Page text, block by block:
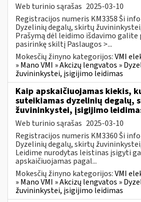
Web turinio sąrašas 2025-03-10
Registracijos numeris KM3358 Ši
Dyzelinių degalų, skirtų
Prašymą dėl leidimo išdavimo galite
pasirinkę skiltį Paslaugos >...
Mokesčių žinyno kategorijos:VMI
» Mano VMI » Akcizų lengvatos »
žuvininkystei, įsigijimo leidimas
Kaip apskaičiuojamas kiekis,
suteikiamas dyzelinių degalų,
žuvininkystei, įsigijimo
Web turinio sąrašas 2025-03-10
Registracijos numeris KM3360 Ši
Dyzelinių degalų, skirtų
Leidime nurodytas leistinas įsigyti
apskaičiuojamas pagal...
Mokesčių žinyno kategorijos:VMI
» Mano VMI » Akcizų lengvatos »
žuvininkystei, įsigijimo leidimas